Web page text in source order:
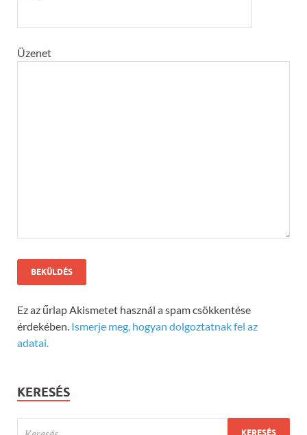
Üzenet
Ez az űrlap Akismetet használ a spam csökkentése
érdekében. Ismerje meg, hogyan dolgoztatnak fel az
adatai.
KERESÉS